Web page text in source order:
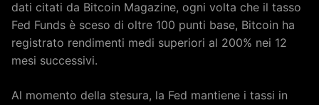
dati citati da Bitcoin Magazine, ogni volta che il tasso
Fed Funds è sceso di oltre 100 punti base, Bitcoin ha
registrato rendimenti medi superiori al 200% nei 12
mesi successivi.
Al momento della stesura, la Fed mantiene i tassi in